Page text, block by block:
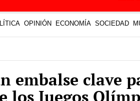
OPINIÓN ECONOMÍA SOCIEDAD
embalse clave
Juegos